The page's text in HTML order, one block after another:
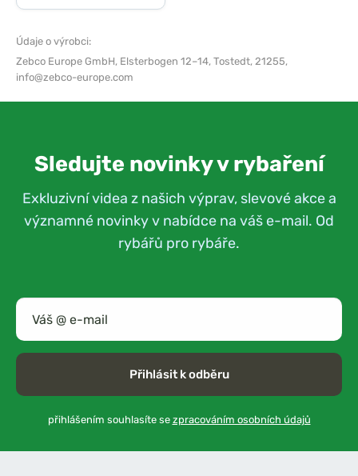
Údaje o výrobci:
Zebco Europe GmbH, Elsterbogen 12–14, Tostedt, 21255,
info@zebco-europe.com
Sledujte novinky v rybaření
Exkluzivní videa z našich výprav, slevové akce a
významné novinky v nabídce na váš e-mail. Od
rybářů pro rybáře.
Přihlásit k odběru
přihlášením souhlasíte se zpracováním osobních údajů